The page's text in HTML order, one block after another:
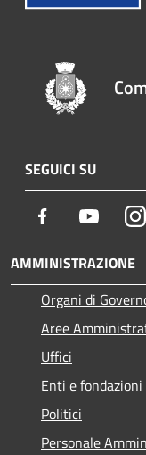
SEGUICI SU
Facebook Youtube
AMMINISTRAZIONE
Organi di
Aree
Uffici
Enti e fondazioni
Politici
Personale